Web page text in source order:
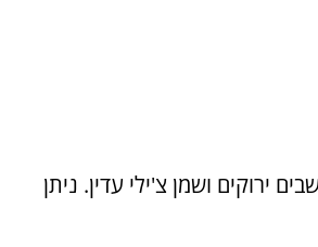
ירוקים ושמן צ'ילי עדין. ניתן